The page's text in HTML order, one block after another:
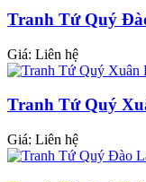
Tranh Tứ Quý
Giá: Liên hệ
Tranh Tứ Quý
Giá: Liên hệ